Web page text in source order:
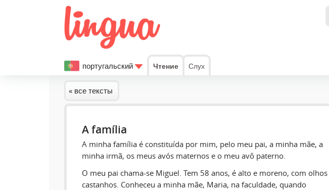
португальский Чтение Слух
« все тексты
A família
A minha família é constituída por mim, pelo meu pai, a minha mãe, a
minha irmã, os meus avós maternos e o meu avô paterno.
O meu pai chama-se Miguel. Tem 58 anos, é alto e moreno, com olhos
castanhos. Conheceu a minha mãe, Maria, na faculdade, quando